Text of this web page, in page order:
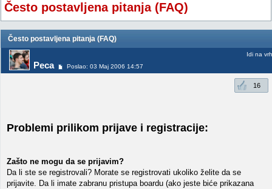
Često postavljena pitanja (FAQ)
Često postavljena pitanja (FAQ)
Peca Poslao: 03 Maj 2006 14:57
Idi na vrh
16
Problemi prilikom prijave i registracije:
Zašto ne mogu da se prijavim?
Da li ste se registrovali? Morate se registrovati ukoliko želite da se
prijavite. Da li imate zabranu pristupa boardu (ako jeste biće prikazana